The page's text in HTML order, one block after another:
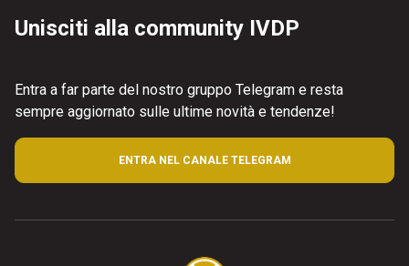
Unisciti alla community IVDP
Entra a far parte del nostro gruppo Telegram e resta
sempre aggiornato sulle ultime novità e tendenze!
ENTRA NEL CANALE TELEGRAM